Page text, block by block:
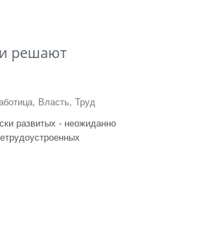
решают
Власть, Труд
развитых - неожиданно